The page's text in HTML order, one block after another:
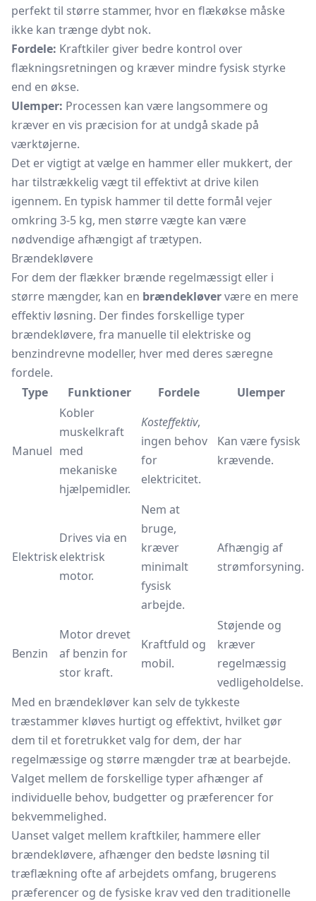
perfekt til større stammer, hvor en flækøkse måske
ikke kan trænge dybt nok.
Fordele: Kraftkiler giver bedre kontrol over
flækningsretningen og kræver mindre fysisk styrke
end en økse.
Ulemper: Processen kan være langsommere og
kræver en vis præcision for at undgå skade på
værktøjerne.
Det er vigtigt at vælge en hammer eller mukkert, der
har tilstrækkelig vægt til effektivt at drive kilen
igennem. En typisk hammer til dette formål vejer
omkring 3-5 kg, men større vægte kan være
nødvendige afhængigt af trætypen.
Brændekløvere
For dem der flækker brænde regelmæssigt eller i
større mængder, kan en brændekløvervære en mere
effektiv løsning. Der findes forskellige typer
brændekløvere, fra manuelle til elektriske og
benzindrevne modeller, hver med deres særegne
fordele.
Type
Funktioner Fordele Ulemper
Manuel
Kobler
muskelkraft
med
mekaniske
hjælpemidler.
Kosteffektiv,
ingen behov
for
elektricitet.
Kan være fysisk
krævende.
Elektrisk
Drives via en
elektrisk
motor.
Nem at
bruge,
kræver
minimalt
fysisk
arbejde.
Afhængig af
strømforsyning.
Benzin
Motor drevet
af benzin for
stor kraft.
Kraftfuld og
mobil.
Støjende og
kræver
regelmæssig
vedligeholdelse.
Med en brændekløver kan selv de tykkeste
træstammer kløves hurtigt og effektivt, hvilket gør
dem til et foretrukket valg for dem, der har
regelmæssige og større mængder træ at bearbejde.
Valget mellem de forskellige typer afhænger af
individuelle behov, budgetter og præferencer for
bekvemmelighed.
Uanset valget mellem kraftkiler, hammere eller
brændekløvere, afhænger den bedste løsning til
træflækning ofte af arbejdets omfang, brugerens
præferencer og de fysiske krav ved den traditionelle